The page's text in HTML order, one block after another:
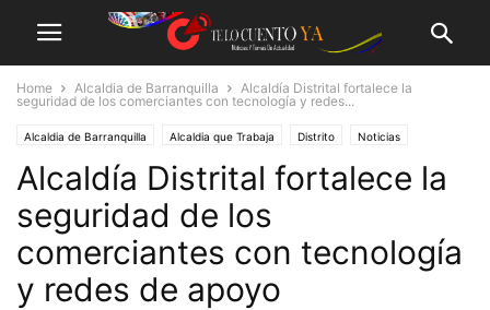
Home Alcaldia de Barranquilla
Alcaldía Distrital fortalece la
seguridad de los comerciantes con tecnología y redes...
Alcaldia de Barranquilla Alcaldia que Trabaja Distrito Noticias
Alcaldía Distrital fortalece la
seguridad de los
comerciantes con tecnología
y redes de apoyo